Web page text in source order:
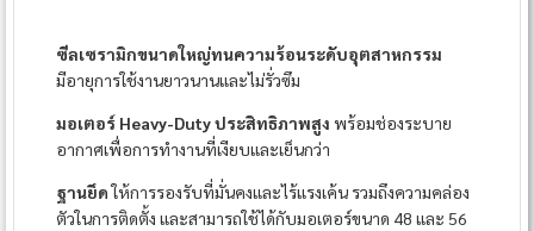
ซีลเซรามิกขนาดใหญ่ทนความร้อนระดับอุตสาหกรรม
มีอายุการใช้งานยาวนานและไม่รั่วซึม
มอเตอร์ Heavy-Duty ประสิทธิภาพสูง พร้อมช่องระบาย
อากาศเพื่อการทำงานที่เงียบและเย็นกว่า
ฐานยึดให้การรองรับที่มั่นคงและไร้แรงเค้น รวมถึงความคล่อง
ตัวในการติดตั้ง และสามารถใช้ได้กับมอเตอร์ขนาด 48 และ 56